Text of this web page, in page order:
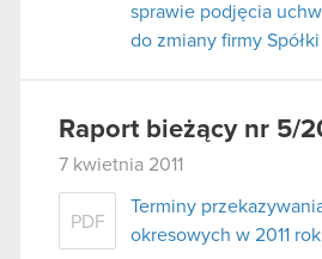
sprawie podjęcia
do zmiany firmy Spółki
Raport bieżący nr 5/
7 kwietnia 2011
PDF
Terminy
okresowych w 2011